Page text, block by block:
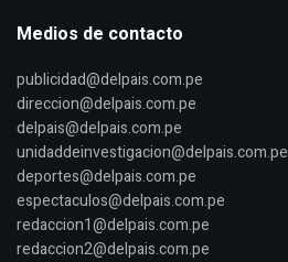
Medios de contacto
publicidad@delpais.com.pe
direccion@delpais.com.pe
delpais@delpais.com.pe
unidaddeinvestigacion@delpais.com.pe
deportes@delpais.com.pe
espectaculos@delpais.com.pe
redaccion1@delpais.com.pe
redaccion2@delpais.com.pe